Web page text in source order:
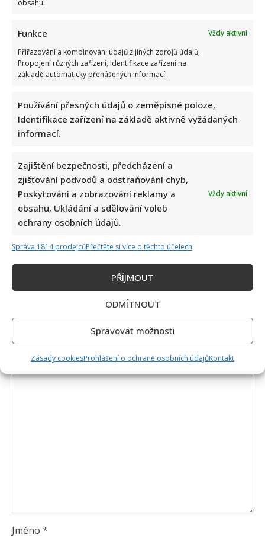
obsahu.
Funkce
Vždy aktivní
Přiřazování a kombinování údajů z jiných zdrojů údajů,
Propojení různých zařízení, Identifikace zařízení na
základě automaticky přenášených informací.
Používání přesných údajů o zeměpisné poloze,
Identifikace zařízení na základě aktivně vyžádaných
informací.
Zajištění bezpečnosti, předcházení a
zjišťování podvodů a odstraňování chyb,
Poskytování a zobrazování reklamy a
obsahu, Ukládání a sdělování voleb
ochrany osobních údajů.
Vždy aktivní
Správa 1814 prodejcůPřečtěte si více o těchto účelech
PŘÍJMOUT
ODMÍTNOUT
Spravovat možnosti
Zásady cookiesProhlášení o ochraně osobních údajůKontakt
Vaše e-mailová adresa nebude zveřejněna.
Vyžadované informace jsou označeny*
Komentář*
Jméno *